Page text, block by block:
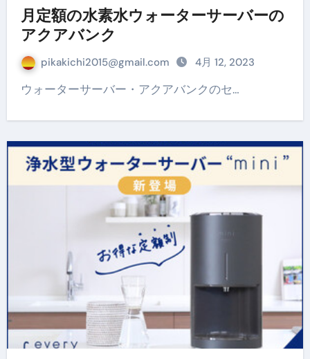
月定額の水素水ウォーターサーバーの
アクアバンク
pikakichi2015@gmail.com 4月 12, 2023
ウォーターサーバー・アクアバンクのセ…